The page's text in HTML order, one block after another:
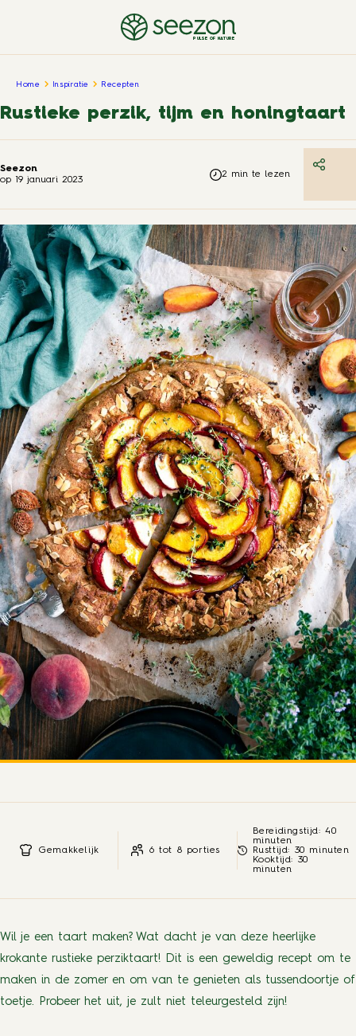
PULSE OF NATURE
Home Inspiratie Recepten
Rustieke perzik, tijm en honingtaart
Seezon
op 19 januari 2023
2 min te lezen
Gemakkelijk 6 tot 8 porties
Bereidingstijd: 40
minuten
Rusttijd: 30 minuten
Kooktijd: 30
minuten
Wil je een taart maken? Wat dacht je van deze heerlijke
krokante rustieke perziktaart! Dit is een geweldig recept om te
maken in de zomer en om van te genieten als tussendoortje of
toetje. Probeer het uit, je zult niet teleurgesteld zijn!